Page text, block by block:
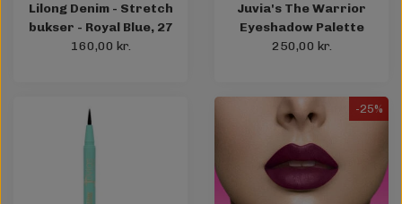
Lilong Denim - Stretch
bukser - Royal Blue, 27
160,00 kr.
Juvia's The Warrior
Eyeshadow Palette
250,00 kr.
-25%